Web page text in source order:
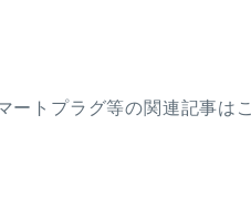
ートプラグ等の関連記事はこ